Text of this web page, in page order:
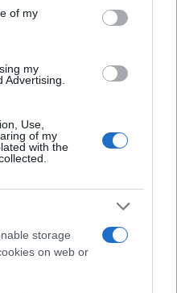
of my
my
Advertising.
Use,
of my
with the
storage
on web or
atomico di